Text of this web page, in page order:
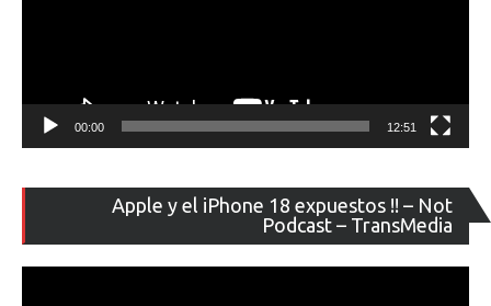
00:00 12:51
Apple y el iPhone 18 expuestos !! – Not
Podcast – TransMedia
de